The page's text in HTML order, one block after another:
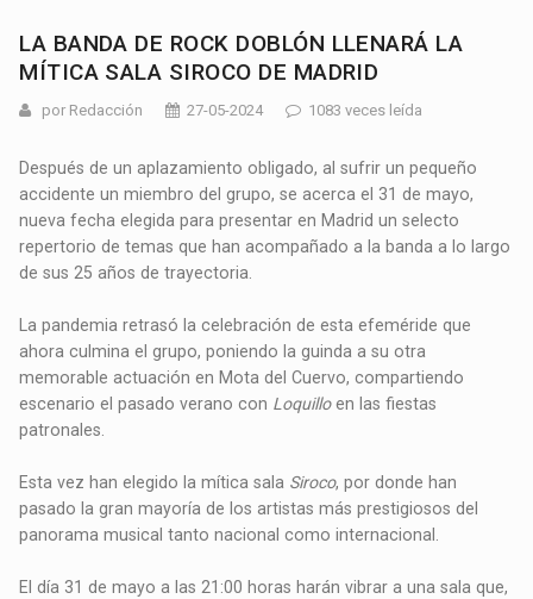
LA BANDA DE ROCK DOBLÓN LLENARÁ LA
MÍTICA SALA SIROCO DE MADRID
por Redacción 27-05-2024 1083 veces leída
Después de un aplazamiento obligado, al sufrir un pequeño
accidente un miembro del grupo, se acerca el 31 de mayo,
nueva fecha elegida para presentar en Madrid un selecto
repertorio de temas que han acompañado a la banda a lo largo
de sus 25 años de trayectoria.
La pandemia retrasó la celebración de esta efeméride que
ahora culmina el grupo, poniendo la guinda a su otra
memorable actuación en Mota del Cuervo, compartiendo
escenario el pasado verano con Loquilloen las fiestas
patronales.
Esta vez han elegido la mítica sala Siroco, por donde han
pasado la gran mayoría de los artistas más prestigiosos del
panorama musical tanto nacional como internacional.
El día 31 de mayo a las 21:00 horas harán vibrar a una sala que,